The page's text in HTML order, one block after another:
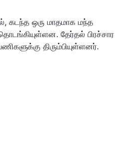
கடந்த ஒரு மாதமாக மந்த
தேர்தல் பிரச்சார
திரும்பியுள்ளனர்.